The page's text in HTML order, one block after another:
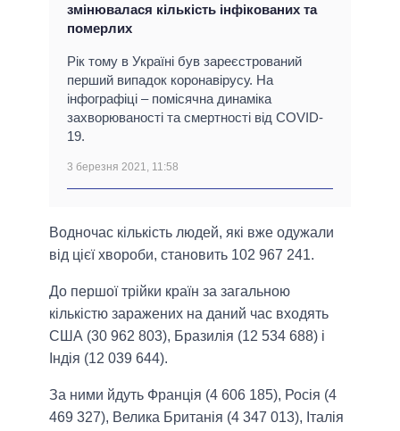
змінювалася кількість інфікованих та
померлих
Рік тому в Україні був зареєстрований
перший випадок коронавірусу. На
інфографіці – помісячна динаміка
захворюваності та смертності від COVID-
19.
3 березня 2021, 11:58
Водночас кількість людей, які вже одужали
від цієї хвороби, становить 102 967 241.
До першої трійки країн за загальною
кількістю заражених на даний час входять
США (30 962 803), Бразилія (12 534 688) і
Індія (12 039 644).
За ними йдуть Франція (4 606 185), Росія (4
469 327), Велика Британія (4 347 013), Італія